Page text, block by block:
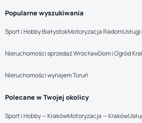
Popularne wyszukiwania
Sport i Hobby BiałystokMotoryzacja Radom
Nieruchomości sprzedaż WrocławDom i Ogród
Nieruchomości wynajem Toruń
Polecane w Twojej okolicy
Sport i Hobby — KrakówMotoryzacja — Kraków